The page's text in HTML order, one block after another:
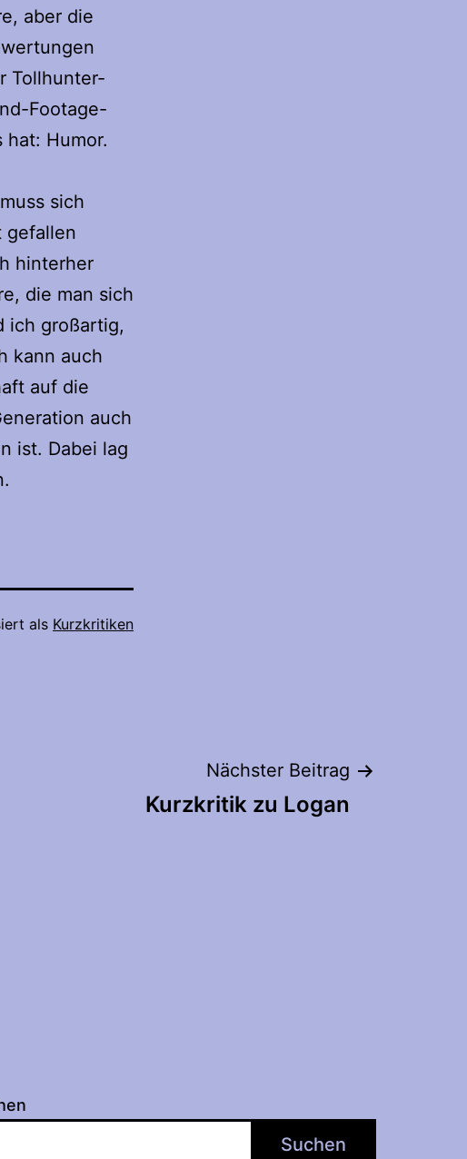
aber die
Tollhunter-
Footage-
hat: Humor.
sich
gefallen
hinterher
die man sich
ich großartig,
kann auch
auf die
auch
ist. Dabei lag
als Kurzkritiken
Nächster Beitrag
Kurzkritik zu Logan
Suchen